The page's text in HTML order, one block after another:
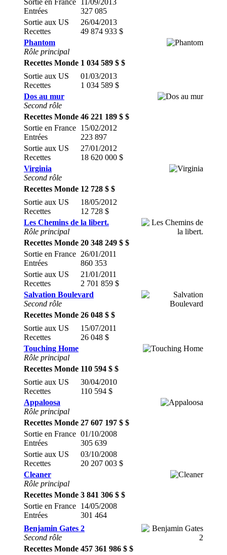
Sortie en France
Entrées
11/09/2013
327 085
Sortie aux US
Recettes
26/04/2013
49 874 933 $
Phantom
Rôle principal
Recettes Monde 1 034 589 $ $
Sortie aux US
Recettes
01/03/2013
1 034 589 $
Dos au mur
Second rôle
Recettes Monde 46 221 189 $ $
Sortie en France
Entrées
15/02/2012
223 897
Sortie aux US
Recettes
27/01/2012
18 620 000 $
Virginia
Second rôle
Recettes Monde 12 728 $ $
Sortie aux US
Recettes
18/05/2012
12 728 $
Les Chemins de la libert.
Rôle principal
Recettes Monde 20 348 249 $ $
Sortie en France
Entrées
26/01/2011
860 353
Sortie aux US
Recettes
21/01/2011
2 701 859 $
Salvation Boulevard
Second rôle
Recettes Monde 26 048 $ $
Sortie aux US
Recettes
15/07/2011
26 048 $
Touching Home
Rôle principal
Recettes Monde 110 594 $ $
Sortie aux US
Recettes
30/04/2010
110 594 $
Appaloosa
Rôle principal
Recettes Monde 27 607 197 $ $
Sortie en France
Entrées
01/10/2008
305 639
Sortie aux US
Recettes
03/10/2008
20 207 003 $
Cleaner
Rôle principal
Recettes Monde 3 841 306 $ $
Sortie en France
Entrées
14/05/2008
301 464
Benjamin Gates 2
Second rôle
Recettes Monde 457 361 986 $ $